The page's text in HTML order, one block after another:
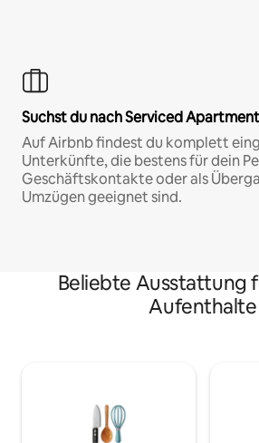
Suchst du nach Serviced
Auf Airbnb findest du komplett
Unterkünfte, die bestens für dein
Geschäftskontakte oder als
Umzügen geeignet sind.
Beliebte Ausstattung
Aufenthalte